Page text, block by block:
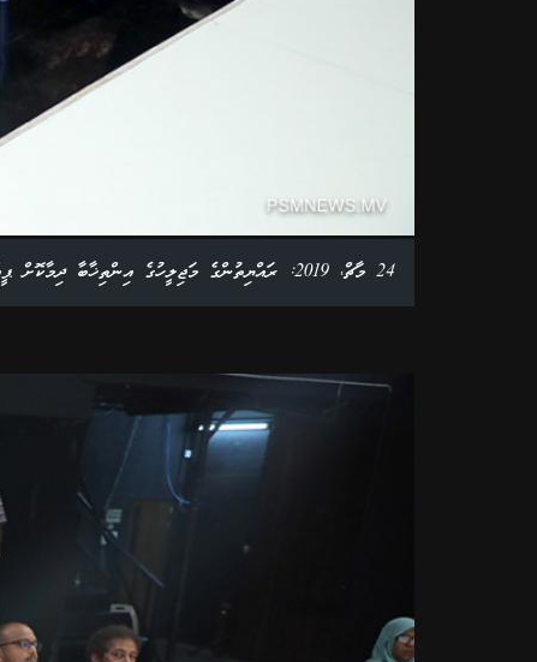
24 މާޗް، 2019: ރައްޔިތުންގެ މަޖިލީހުގެ އިންތިޚާބާ ދިމާކޮށް ޕީއެސްއެމްއިން ބާއްވާ އިންތިޚާބީ ބަހުސްގެ ހިތަދޫ މެދު ދާއިރާގެ ބަހުސްގެ ތެރެއިން. ފޮޓޯ: އަލީ ނަސީރު /ޕީއެސްއެމް ނިއުސް